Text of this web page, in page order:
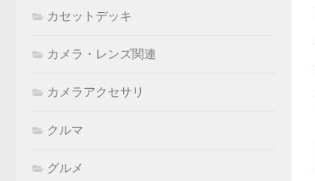
カセットデッキ
カメラ・レンズ関連
カメラアクセサリ
クルマ
グルメ